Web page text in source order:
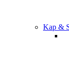
Kap &